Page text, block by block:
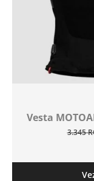
Vesta
3.345